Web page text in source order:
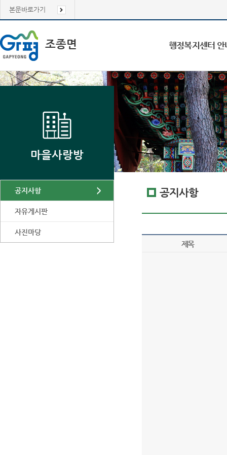
본문바로가기
조종면 행정복지센터 안
마을사랑방
공지사항
자유게시판
사진마당
공지사항
제목